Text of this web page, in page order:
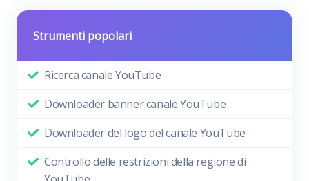
Strumenti popolari
Ricerca canale YouTube
Downloader banner canale YouTube
Downloader del logo del canale YouTube
Controllo delle restrizioni della regione di